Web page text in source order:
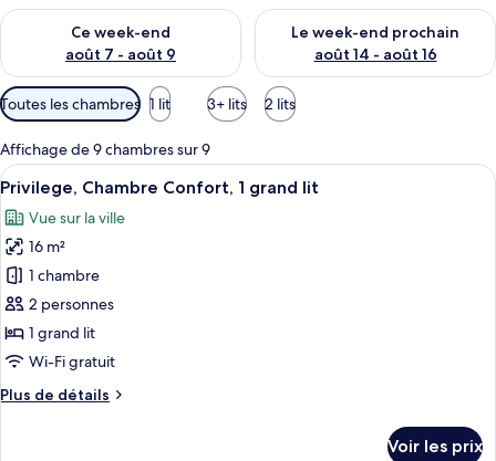
Ce week-end
août 7 - août 9
Vérifier la disponibilité pour ce week-end août 7 - août 9
Le week-end prochain
août 14 - août 16
Vérifier la disponibilité pour
Filtres
disponibles
pour
les
chambres
Toutes les chambres 1 lit 3+ lits 2 lits
Affichage de 9 chambres sur 9
Afficher
toutes
les
photos
pour
ce
type
de
chambre :
Privilege,
Une chambre d’hôtel avec un
12
Privilege, Chambre Confort, 1 grand lit
Vue sur la ville
16 m²
1 chambre
2 personnes
1 grand lit
Wi-Fi gratuit
Plus de détails
Plus
Voir les prix